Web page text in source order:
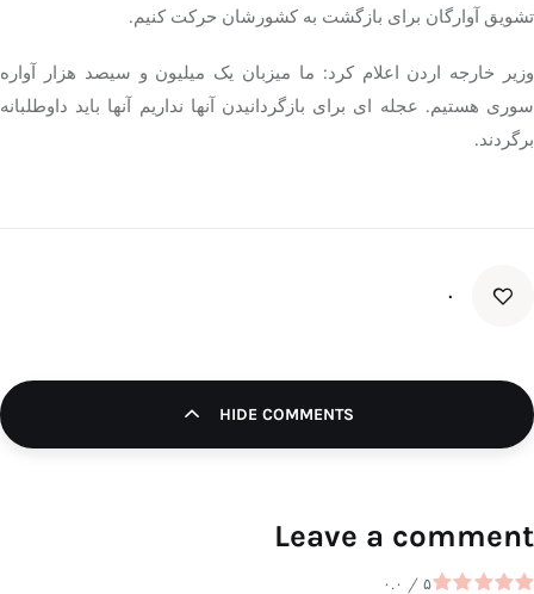
تشویق آوارگان برای بازگشت به کشورشان حرکت کنیم.
وزیر خارجه اردن اعلام کرد: ما میزبان یک میلیون و سیصد هزار آواره
سوری هستیم. عجله ای برای بازگردانیدن آنها نداریم آنها باید داوطلبانه
برگردند.
۰
HIDE COMMENTS
Leave a comment
۰.۰ / ۵